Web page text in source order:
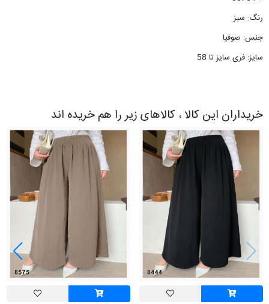
رنگ: سبز
جنس: صوفیا
سایز: فری سایز تا 58
خریداران این کالا ، کالاهای زیر را هم خریده اند